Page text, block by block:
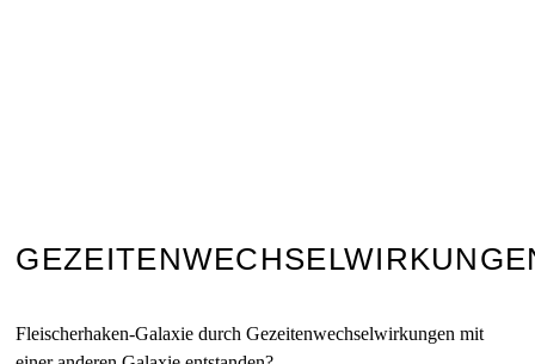
Fleischerhaken-Galaxie durch Gezeitenwechselwirkungen mit